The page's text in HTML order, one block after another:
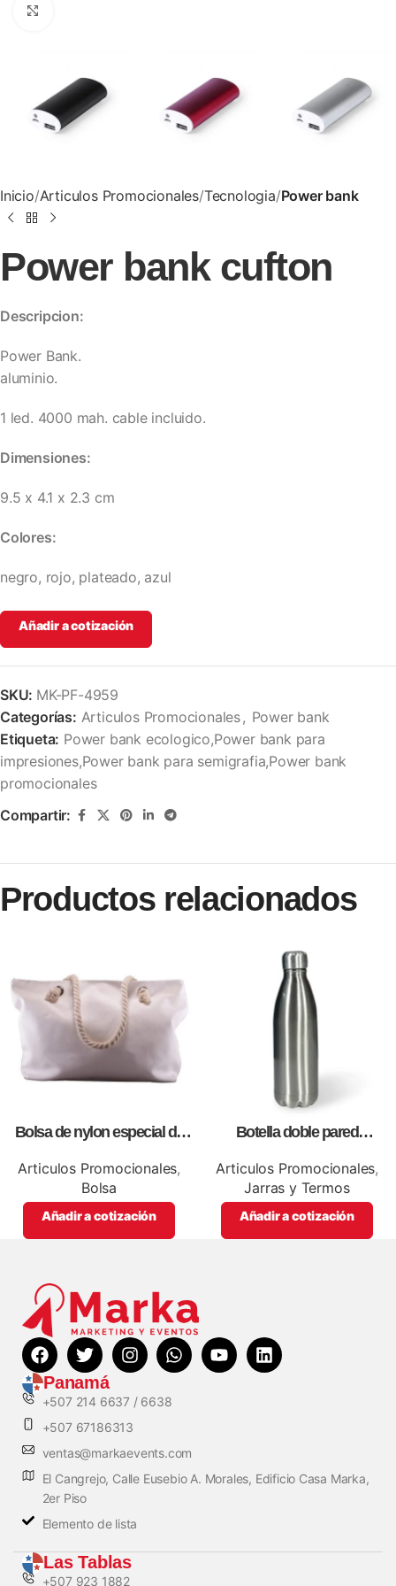
Inicio Articulos Promocionales Tecnologia Power bank
Power bank cufton
Descripcion:
Power Bank.
aluminio.
1 led. 4000 mah. cable incluido.
Dimensiones:
9.5 x 4.1 x 2.3 cm
Colores:
negro, rojo, plateado, azul
Añadir a cotización
SKU: MK-PF-4959
Categorías: Articulos Promocionales, Power bank
Etiqueta: Power bank ecologico,Power bank para
impresiones,Power bank para semigrafia,Power bank
promocionales
Compartir:
Productos relacionados
Bolsa de nylon especial de
con impresión full color.
Articulos Promocionales,
Bolsa
Añadir a cotización
Botella doble pared
Articulos Promocionales,
Jarras y Termos
Añadir a cotización
Panamá
+507 214 6637 / 6638
+507 67186313
ventas@markaevents.com
El Cangrejo, Calle Eusebio A. Morales, Edificio Casa Marka,
2er Piso
Elemento de lista
Las Tablas
+507 923 1882